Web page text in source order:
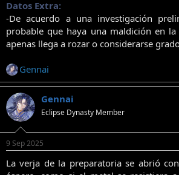
Datos Extra:
-De acuerdo a una investigación
probable que haya una maldición en
apenas llega a rozar o considerarse
Gennai
Gennai
Eclipse Dynasty Member
9 Sep 2025
La verja de la preparatoria se abrió